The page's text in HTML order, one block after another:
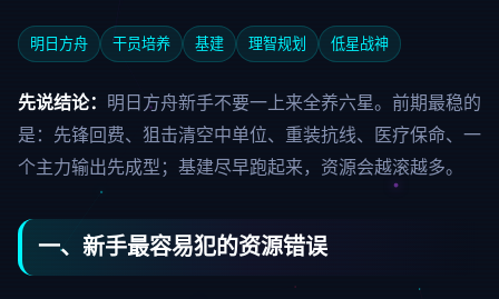
明日方舟 干员培养 基建 理智规划 低星战神
先说结论： 明日方舟新手不要一上来全养六星。前期最稳的
是：先锋回费、狙击清空中单位、重装抗线、医疗保命、一
个主力输出先成型；基建尽早跑起来，资源会越滚越多。
一、新手最容易犯的资源错误